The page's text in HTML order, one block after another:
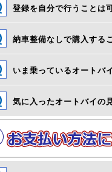
登録を自分で行うことは
納車整備なしで購入する
いま乗っているオートバ
気に入ったオートバイの